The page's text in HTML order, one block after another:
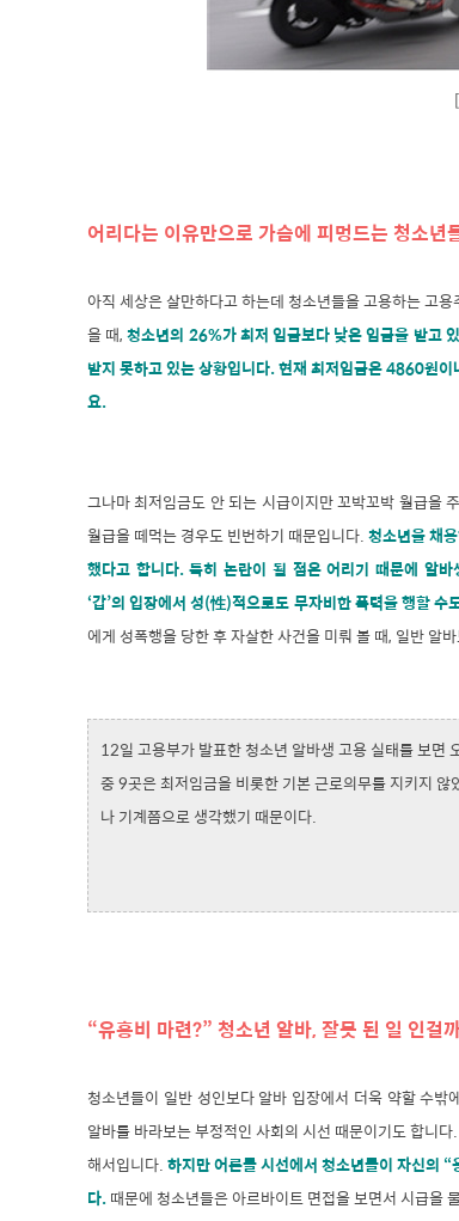
어리다는 이유만으로 가슴에 피멍드는 청소년
아직 세상은 살만하다고 하는데 청소년들을 고용하는 고
을 때,청소년의 26%가 최저 임금보다 낮은 임금을 받고
받지 못하고 있는 상황입니다. 현재 최저임금은 4860원
요.
그나마 최저임금도 안 되는 시급이지만 꼬박꼬박 월급을
월급을 떼먹는 경우도 빈번하기 때문입니다.청소년을 채
했다고 합니다. 특히 논란이 될 점은 어리기 때문에 알
‘갑’의 입장에서 성(性)적으로도 무자비한 폭력을 행할 수
에게 성폭행을 당한 후 자살한 사건을 미뤄 볼 때, 일반 알
12일 고용부가 발표한 청소년 알바생 고용 실태를 보면
중 9곳은 최저임금을 비롯한 기본 근로의무를 지키지
나 기계쯤으로 생각했기 때문이다.
“유흥비 마련?” 청소년 알바, 잘못 된 일 인걸
청소년들이 일반 성인보다 알바 입장에서 더욱 약할 수
알바를 바라보는 부정적인 사회의 시선 때문이기도 합니
해서입니다.하지만 어른들 시선에서 청소년들이 자신의
다.때문에 청소년들은 아르바이트 면접을 보면서 시급을